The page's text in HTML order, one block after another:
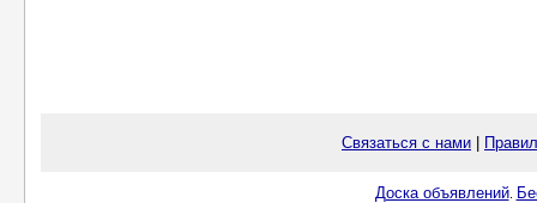
Связаться с нами
Доска объявлений.